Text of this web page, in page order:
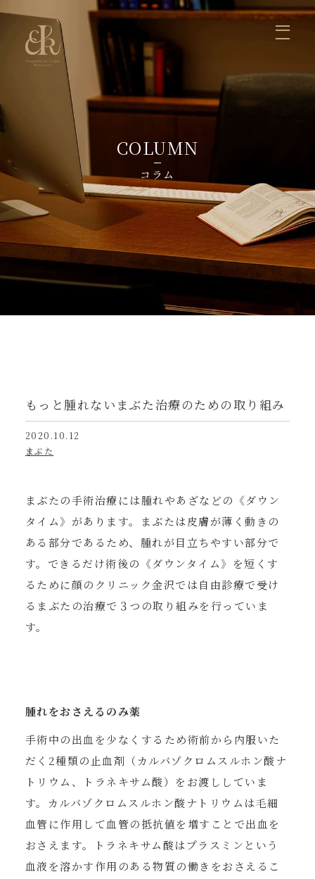
まぶた
くま、目の下のふくらみ
口元、かみ合わせ
脂肪注入
リフトアップ
しみ・いぼ・ほくろ
ヒアルロン酸・ボツリヌストキシン注射
初めて受診される方へ
よくあるご質問
COLUMN
コラム
もっと腫れないまぶた治療のための取り組み
2020.10.12
まぶた
まぶたの手術治療には腫れやあざなどの《ダウン
タイム》があります。まぶたは皮膚が薄く動きの
ある部分であるため、腫れが目立ちやすい部分で
す。できるだけ術後の《ダウンタイム》を短くす
るために顔のクリニック金沢では自由診療で受け
るまぶたの治療で３つの取り組みを行っていま
す。
腫れをおさえるのみ薬
手術中の出血を少なくするため術前から内服いた
だく2種類の止血剤（カルバゾクロムスルホン酸ナ
トリウム、トラネキサム酸）をお渡ししていま
す。カルバゾクロムスルホン酸ナトリウムは毛細
血管に作用して血管の抵抗値を増すことで出血を
おさえます。トラネキサム酸はプラスミンという
血液を溶かす作用のある物質の働きをおさえるこ